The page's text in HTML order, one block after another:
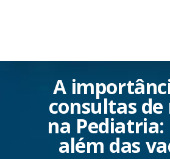
A
consultas
na
além das